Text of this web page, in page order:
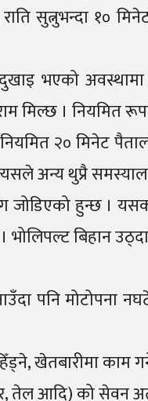
सुत्नुभन्दा १०
दुखाइ भएको
। नियमित
२० मिनेट
अन्य थुप्रै
हुन्छ ।
बिहान
पनि मोटोपना
खेतबारीमा
तेल आदि) को सेवन